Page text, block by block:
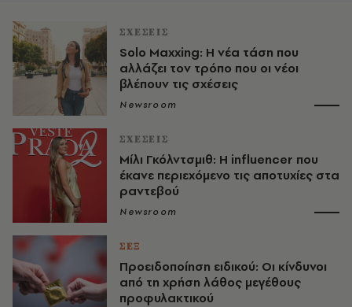
ΣΧΕΣΕΙΣ
Solo Maxxing: Η νέα τάση που
αλλάζει τον τρόπο που οι νέοι
βλέπουν τις σχέσεις
Newsroom
ΣΧΕΣΕΙΣ
Μίλι Γκόλντσμιθ: Η influencer που
έκανε περιεχόμενο τις αποτυχίες στα
ραντεβού
Newsroom
ΣΕΞ
Προειδοποίηση ειδικού: Οι κίνδυνοι
από τη χρήση λάθος μεγέθους
προφυλακτικού